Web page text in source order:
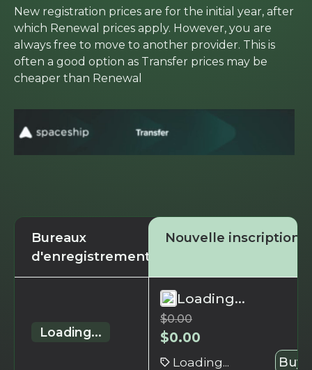
New registration prices are for the initial year, after
which Renewal prices apply. However, you are
always free to move to another provider. This is
often a good option as Transfer prices may be
cheaper than Renewal
Bureaux
d'enregistrement
Nouvelle inscription
Loading...
Loading...
$0.00
$0.00
Loading... Buy